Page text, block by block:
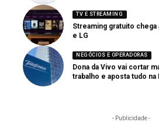
TV E STREAMING
Streaming gratuito chega
e LG
NEGÓCIOS E OPERADORAS
Dona da Vivo vai cortar
trabalho e aposta tudo na
- Publicidade -